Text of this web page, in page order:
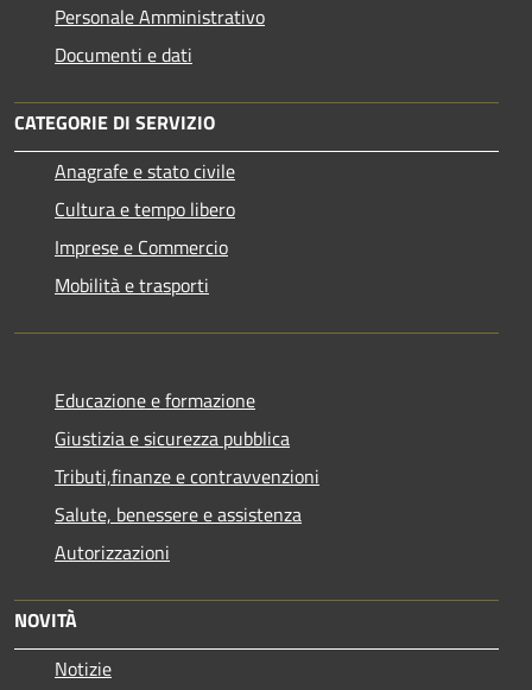
Personale Amministrativo
Documenti e dati
CATEGORIE DI SERVIZIO
Anagrafe e stato civile
Cultura e tempo libero
Imprese e Commercio
Mobilità e trasporti
Educazione e formazione
Giustizia e sicurezza pubblica
Tributi,finanze e contravvenzioni
Salute, benessere e assistenza
Autorizzazioni
NOVITÀ
Notizie